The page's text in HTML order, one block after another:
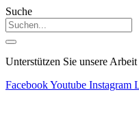
Suche
Unterstützen Sie unsere
FacebookYoutube Instagram